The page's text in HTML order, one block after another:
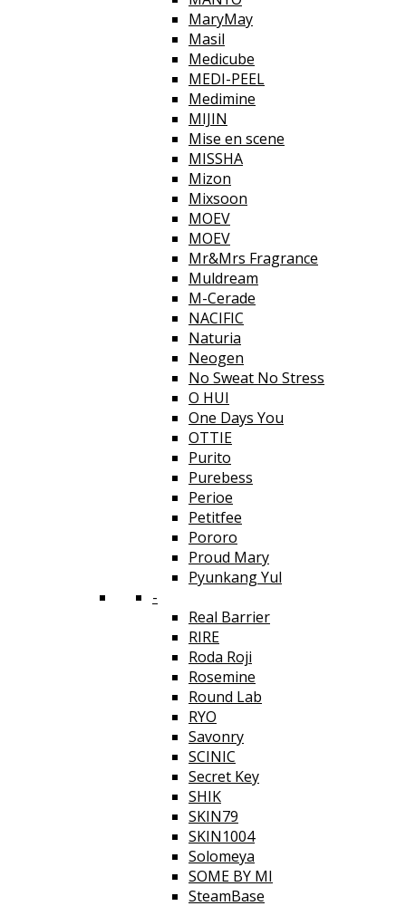
MaryMay
Masil
Medicube
MEDI-PEEL
Medimine
MIJIN
Mise en scene
MISSHA
Mizon
Mixsoon
MOEV
MOEV
Mr&Mrs Fragrance
Muldream
M-Cerade
NACIFIC
Naturia
Neogen
No Sweat No Stress
O HUI
One Days You
OTTIE
Purito
Purebess
Perioe
Petitfee
Pororo
Proud Mary
Pyunkang Yul
-
Real Barrier
RIRE
Roda Roji
Rosemine
Round Lab
RYO
Savonry
SCINIC
Secret Key
SHIK
SKIN79
SKIN1004
Solomeya
SOME BY MI
SteamBase